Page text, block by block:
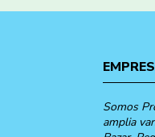
Somos
amplia